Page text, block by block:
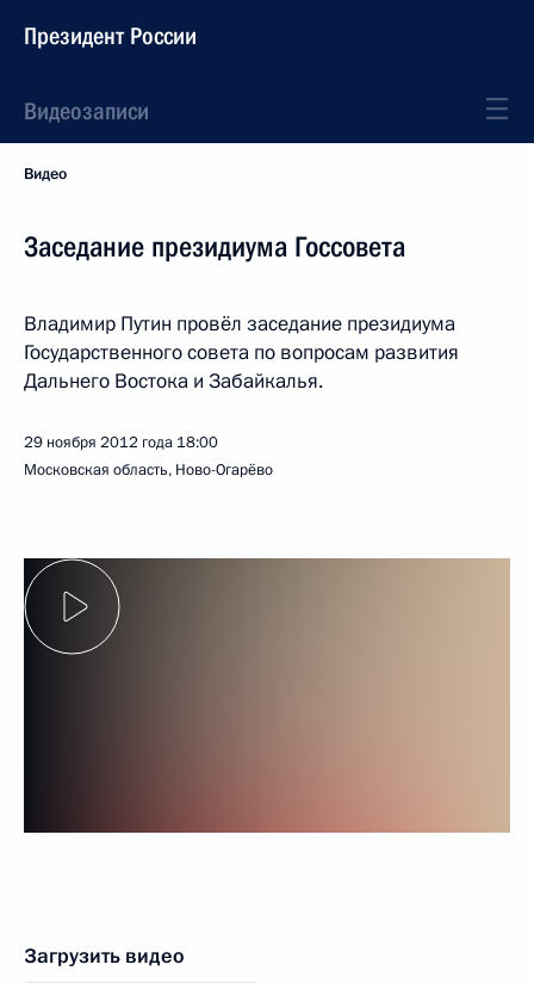
Президент России
Видеозаписи
Видео
Заседание президиума Госсовета
Владимир Путин провёл заседание президиума
Государственного совета по вопросам развития
Дальнего Востока и Забайкалья.
29 ноября 2012 года 18:00
Московская область, Ново-Огарёво
Загрузить видео